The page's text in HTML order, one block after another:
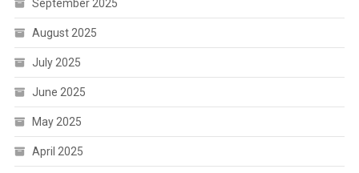
September 2025
August 2025
July 2025
June 2025
May 2025
April 2025